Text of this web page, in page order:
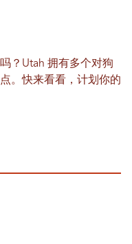
？Utah 拥有多个对狗
。快来看看，计划你的